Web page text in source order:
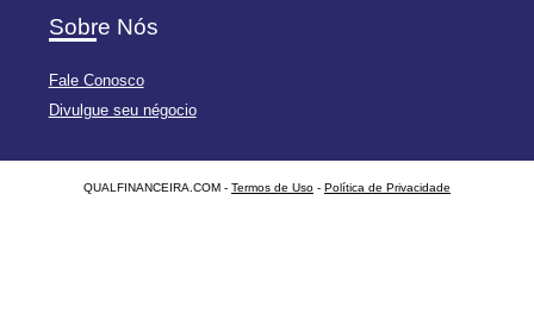
Sobre Nós
Fale Conosco
Divulgue seu négocio
QUALFINANCEIRA.COM - Termos de Uso - Política de Privacidade